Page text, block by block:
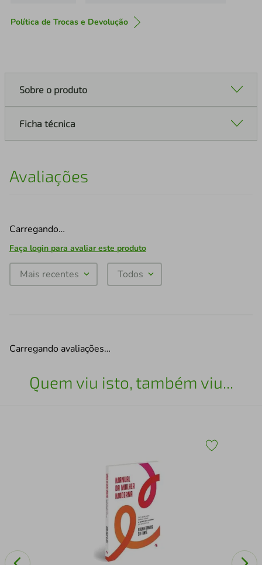
Política de Trocas e Devolução
Sobre o produto
Ficha técnica
Avaliações
Carregando…
Faça login para avaliar este produto
Mais recentes Todos
Carregando avaliações…
Quem viu isto, também viu...